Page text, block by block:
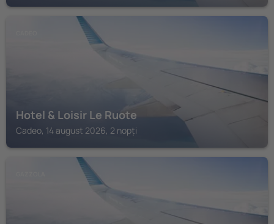
Hotel & Loisir Le Ruote
Cadeo, 14 august 2026, 2 nopți